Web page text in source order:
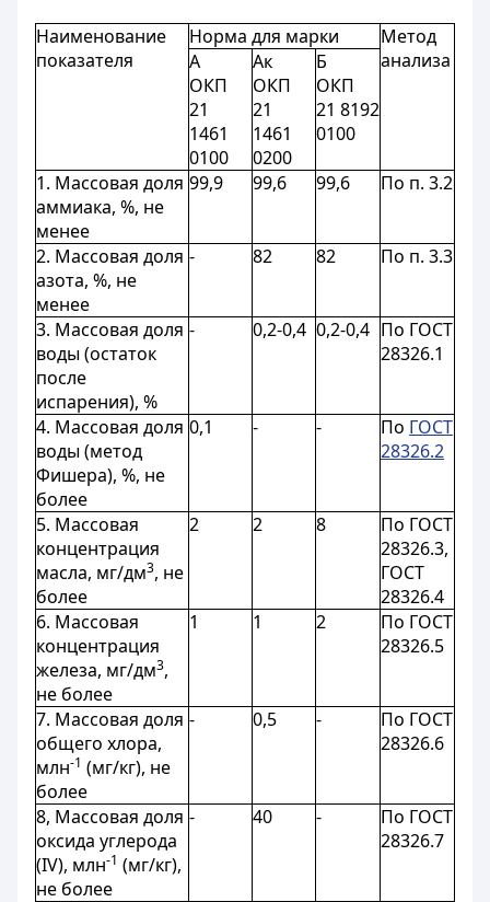
Наименование
показателя
Норма для марки
Метод
анализа
А
ОКП
21
1461
0100
Ак
ОКП
21
1461
0200
Б
ОКП
21 8192
0100
1. Массовая доля
аммиака, %, не
менее
99,9 99,6 99,6 По п. 3.2
2. Массовая доля
азота, %, не
менее
- 82 82 По п. 3.3
3. Массовая доля
воды (остаток
после
испарения), %
- 0,2-0,4 0,2-0,4 По ГОСТ
28326.1
4. Массовая доля
воды (метод
Фишера), %, не
более
0,1 - - По ГОСТ
28326.2
5. Массовая
концентрация
масла, мг/дм3, не
более
2 2 8
По ГОСТ
28326.3,
ГОСТ
28326.4
6. Массовая
концентрация
железа, мг/дм3,
не более
1 1 2
По ГОСТ
28326.5
7. Массовая доля
общего хлора,
млн-1 (мг/кг), не
более
- 0,5 -
По ГОСТ
28326.6
8, Массовая доля
оксида углерода
(IV), млн-1 (мг/кг),
не более
- 40 -
По ГОСТ
28326.7